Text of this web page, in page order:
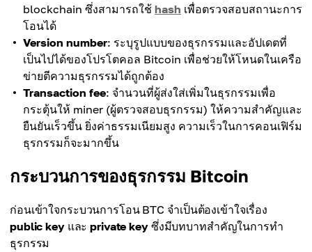
blockchain ซึ่งสามารถใช้ hash เพื่อตรวจสอบสถานะการ
โอนได้
Version number: ระบุรูปแบบของธุรกรรมและอัปเดตที่
เป็นไปได้ของโปรโตคอล Bitcoin เพื่อช่วยให้โหนดในเครือ
ข่ายตีความธุรกรรมได้ถูกต้อง
Transaction fee: จำนวนที่ผู้ส่งใส่เพิ่มในธุรกรรมเพื่อ
กระตุ้นให้ miner (ผู้ตรวจสอบธุรกรรม) ให้ความสำคัญและ
ยืนยันเร็วขึ้น ยิ่งค่าธรรมเนียมสูง ความเร็วในการคอนเฟิร์ม
ธุรกรรมก็จะมากขึ้น
กระบวนการของธุรกรรม Bitcoin
ก่อนเข้าใจกระบวนการโอน BTC จำเป็นต้องเข้าใจเรื่อง
public keyและprivate keyซึ่งมีบทบาทสำคัญในการทำ
ธุรกรรม